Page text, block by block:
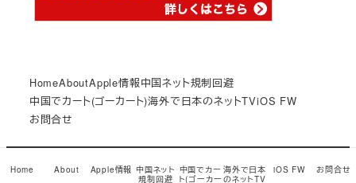
HomeAboutApple情報中国ネット規制回避
中国でカート(ゴーカート)海外で日本のネットTViOS FW
お問合せ
© Copyright 2017小龍茶館Snow Monkey theme by
Home About Apple情報 中国ネット
規制回避
中国でカー
ト(ゴーカー
海外で日本
のネットTV
iOS FW お問合せ